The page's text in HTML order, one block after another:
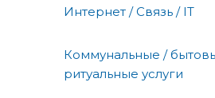
Интернет / Связь / IT
Коммунальные /
ритуальные услуги